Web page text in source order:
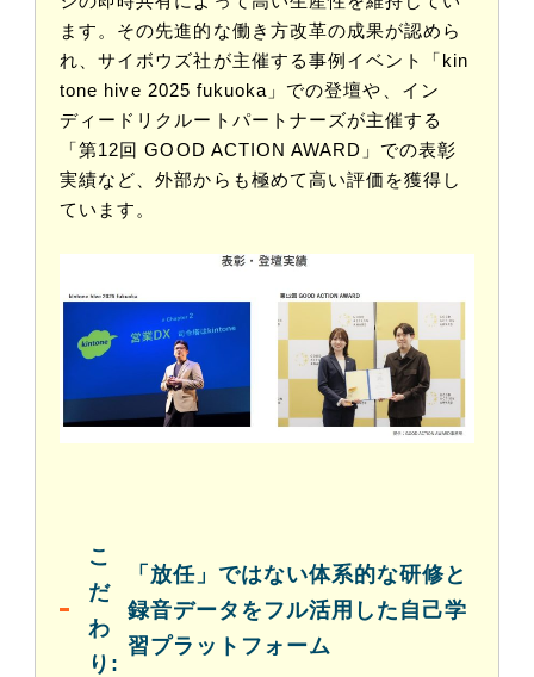
ます。その先進的な働き方改革の成果が認めら
れ、サイボウズ社が主催する事例イベント「kin
tone hive 2025 fukuoka」での登壇や、イン
ディードリクルートパートナーズが主催する
「第12回 GOOD ACTION AWARD」での表彰
実績など、外部からも極めて高い評価を獲得し
ています。
こ
だ
わ
り:
「放任」ではない体系的な研修と
録音データをフル活用した自己学
習プラットフォーム